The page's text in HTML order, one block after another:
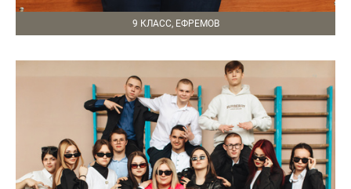
9 КЛАСС, ЕФРЕМОВ